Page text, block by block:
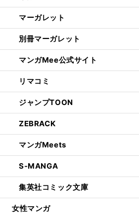
マーガレット
別冊マーガレット
マンガMee公式サイト
リマコミ
ジャンプTOON
ZEBRACK
マンガMeets
S-MANGA
集英社コミック文庫
女性マンガ